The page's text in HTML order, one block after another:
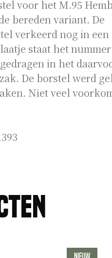
voor het M.95
bereden variant. De
verkeerd nog in een
staat het
in het
De borstel werd
Niet veel